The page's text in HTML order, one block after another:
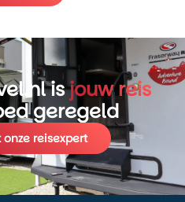
isjouw reis
geregeld
reisexpert